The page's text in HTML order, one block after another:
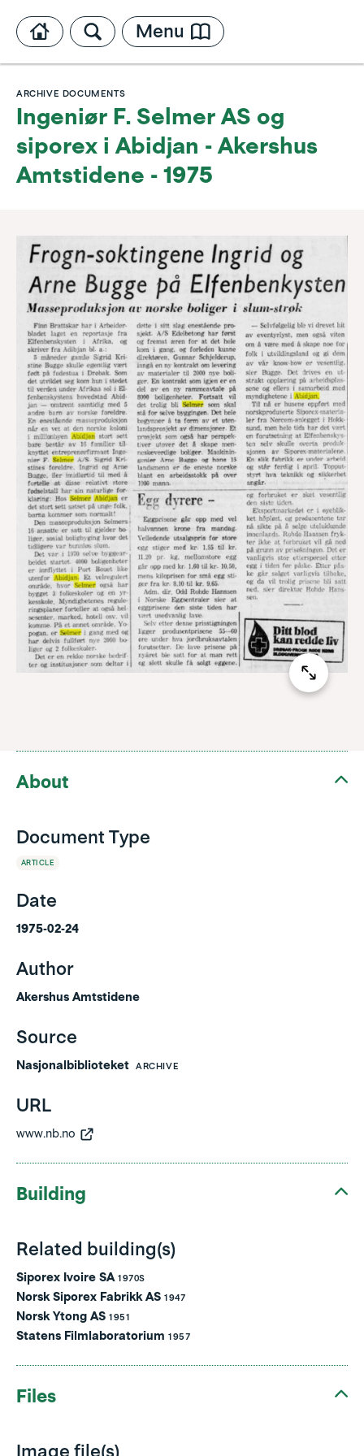
Menu
ARCHIVE DOCUMENTS
Ingeniør F. Selmer AS og
siporex i Abidjan - Akershus
Amtstidene - 1975
About
Document Type
ARTICLE
Date
1975-02-24
Author
Akershus Amtstidene
Source
Nasjonalbiblioteket ARCHIVE
URL
www.nb.no
Building
Related building(s)
Siporex Ivoire SA 1970S
Norsk Siporex Fabrikk AS 1947
Norsk Ytong AS 1951
Statens Filmlaboratorium 1957
Files
Image file(s)